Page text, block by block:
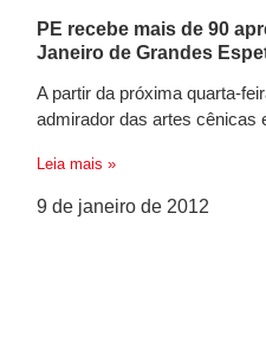
PE recebe mais de 90
Janeiro de Grandes
A partir da próxima quarta-
admirador das artes cênicas
Leia mais »
9 de janeiro de 2012